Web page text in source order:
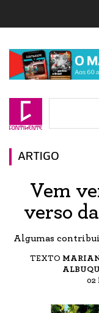
ARTIGO
Vem
verso
Algumas
TEXTO
02